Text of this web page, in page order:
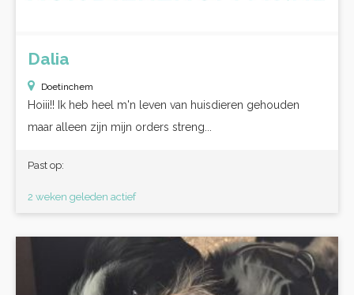
Dalia
Doetinchem
Hoiii!! Ik heb heel m'n leven van huisdieren gehouden
maar alleen zijn mijn orders streng...
Past op:
2 weken geleden actief